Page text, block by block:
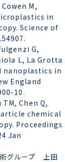
M,
in
Science of
G,
L, La Grotta
nanoplastics in
England
10.
Chen Q,
chemical
Proceedings
Jan
グループ 上田